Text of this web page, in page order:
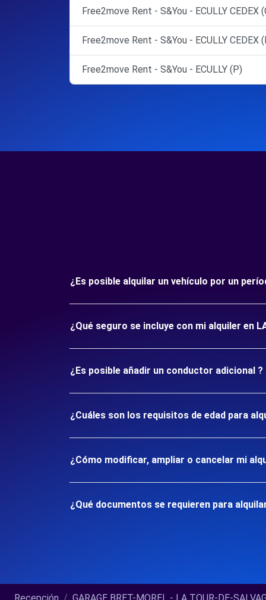
Free2move Rent - S&You - ECULLY CEDEX
Free2move Rent - S&You - ECULLY CEDEX
Free2move Rent - S&You - ECULLY (P)
¿Es posible alquilar un vehículo por un
¿Qué seguro se incluye con mi alquiler en
¿Es posible añadir un conductor adicional ?
¿Cuáles son los requisitos de edad para
¿Cómo modificar, ampliar o cancelar mi
¿Qué documentos se requieren para